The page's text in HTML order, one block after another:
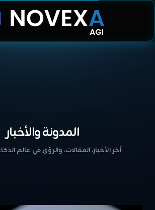
المدونة والأخبار
آخر الأخبار، المقالات، والرؤى في عالم